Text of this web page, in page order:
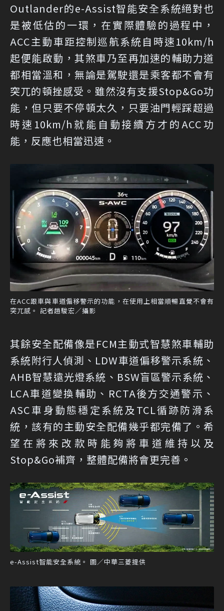
Outlander的e-Assist智能安全系統絕對也
是被低估的一環，在實際體驗的過程中，
ACC主動車距控制巡航系統自時速10km/h
起便能啟動，其煞車乃至再加速的輔助力道
都相當溫和，無論是駕駛還是乘客都不會有
突兀的頓挫感受。雖然沒有支援Stop&Go功
能，但只要不停頓太久，只要油門輕踩超過
時速10km/h就能自動接續方才的ACC功
能，反應也相當迅速。
在ACC跟車與車道偏移警示的功能，在使用上相當順暢直覺不會有
突兀感。 記者趙駿宏／攝影
其餘安全配備像是FCM主動式智慧煞車輔助
系統附行人偵測、LDW車道偏移警示系統、
AHB智慧遠光燈系統、BSW盲區警示系統、
LCA車道變換輔助、RCTA後方交通警示、
ASC車身動態穩定系統及TCL循跡防滑系
統，該有的主動安全配備幾乎都完備了。希
望在將來改款時能夠將車道維持以及
Stop&Go補齊，整體配備將會更完善。
e-Assist智能安全系統。 圖／中華三菱提供